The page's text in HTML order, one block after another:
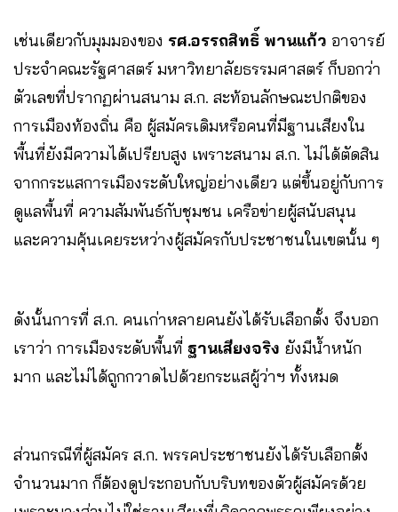
เช่นเดียวกับมุมมองของ รศ.อรรถสิทธิ์ พานแก้ว อาจารย์
ประจำคณะรัฐศาสตร์ มหาวิทยาลัยธรรมศาสตร์ ก็บอกว่า
ตัวเลขที่ปรากฏผ่านสนาม ส.ก. สะท้อนลักษณะปกติของ
การเมืองท้องถิ่น คือ ผู้สมัครเดิมหรือคนที่มีฐานเสียงใน
พื้นที่ยังมีความได้เปรียบสูง เพราะสนาม ส.ก. ไม่ได้ตัดสิน
จากกระแสการเมืองระดับใหญ่อย่างเดียว แต่ขึ้นอยู่กับการ
ดูแลพื้นที่ ความสัมพันธ์กับชุมชน เครือข่ายผู้สนับสนุน
และความคุ้นเคยระหว่างผู้สมัครกับประชาชนในเขตนั้น ๆ
ดังนั้นการที่ ส.ก. คนเก่าหลายคนยังได้รับเลือกตั้ง จึงบอก
เราว่า การเมืองระดับพื้นที่ ฐานเสียงจริง ยังมีน้ำหนัก
มาก และไม่ได้ถูกกวาดไปด้วยกระแสผู้ว่าฯ ทั้งหมด
ส่วนกรณีที่ผู้สมัคร ส.ก. พรรคประชาชนยังได้รับเลือกตั้ง
จำนวนมาก ก็ต้องดูประกอบกับบริบทของตัวผู้สมัครด้วย